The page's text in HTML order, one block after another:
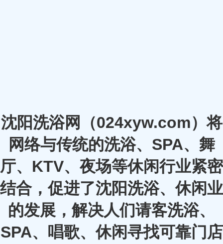
沈阳洗浴网（024xyw.com）将
网络与传统的洗浴、SPA、舞
厅、KTV、夜场等休闲行业紧密
结合，促进了沈阳洗浴、休闲业
的发展，解决人们请客洗浴、
SPA、唱歌、休闲寻找可靠门店